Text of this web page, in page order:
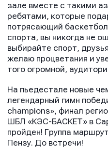
зале вместе с такими
ребятами, которые
потрясающий
спорта, вы никогда не
выбирайте спорт,
желаю процветания и
того огромной,
На пьедестале новые
легендарный гимн
champions», финал
ШБЛ «КЭС-БАСКЕТ» в
пройден! Группа
Пензу. До встречи!